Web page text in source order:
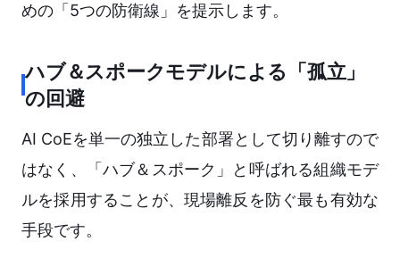
めの「5つの防衛線」を提示します。
ハブ＆スポークモデルによる「孤立」
の回避
AI CoEを単一の独立した部署として切り離すので
はなく、「ハブ＆スポーク」と呼ばれる組織モデ
ルを採用することが、現場離反を防ぐ最も有効な
手段です。